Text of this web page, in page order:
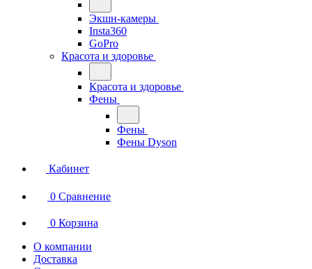
Экшн-камеры
Insta360
GoPro
Красота и здоровье
Красота и здоровье
Фены
Фены
Фены Dyson
Кабинет
0 Сравнение
0 Корзина
О компании
Доставка